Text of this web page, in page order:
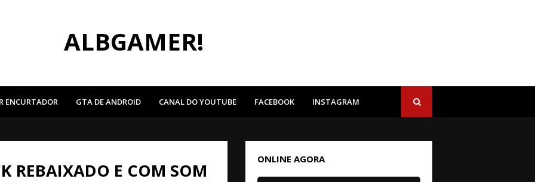
ALBGAMER!
ENCURTADOR GTA DE ANDROID CANAL DO YOUTUBE FACEBOOK INSTAGRAM
REBAIXADO E COM SOM
ONLINE AGORA